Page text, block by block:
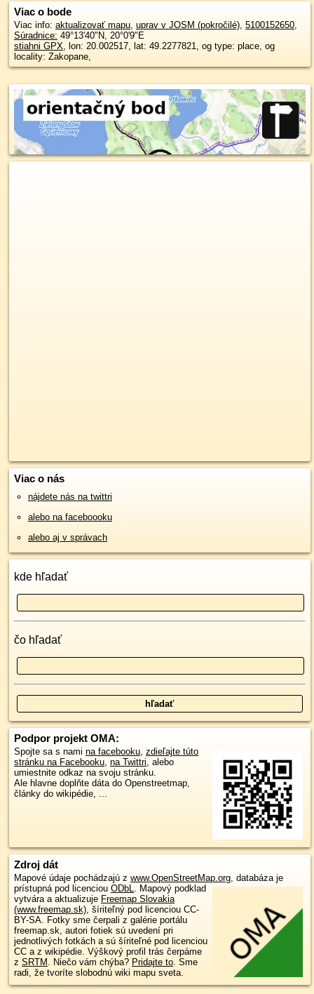
Viac o bode
Viac info: aktualizovať mapu, uprav v JOSM (pokročilé), 5100152650,
Súradnice: 49°13'40"N, 20°0'9"E
stiahni GPX, lon: 20.002517, lat: 49.2277821, og type: place, og
locality: Zakopane,
Viac o nás
nájdete nás na twittri
alebo na faceboooku
alebo aj v správach
kde hľadať
čo hľadať
Podpor projekt OMA:
Spojte sa s nami na facebooku, zdieľajte túto
stránku na Facebooku, na Twittri, alebo
umiestnite odkaz na svoju stránku.
Ale hlavne doplňte dáta do Openstreetmap,
články do wikipédie, ...
Zdroj dát
Mapové údaje pochádzajú z www.OpenStreetMap.org, databáza je
prístupná pod licenciou ODbL. Mapový podklad
vytvára a aktualizuje Freemap Slovakia
(www.freemap.sk), šíriteľný pod licenciou CC-
BY-SA. Fotky sme čerpali z galérie portálu
freemap.sk, autori fotiek sú uvedení pri
jednotlivých fotkách a sú šíriteľné pod licenciou
CC a z wikipédie. Výškový profil trás čerpáme
z SRTM . Niečo vám chýba? Pridajte to. Sme
radi, že tvoríte slobodnú wiki mapu sveta.